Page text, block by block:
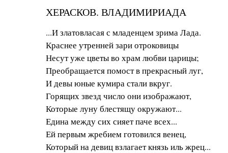
ХЕРАСКОВ. ВЛАДИМИРИАДА
...И златовласая с младенцем зрима Лада.
Краснее утренней зари отроковицы
Несут уже цветы во храм любви царицы;
Преобращается помост в прекрасный луг,
И девы юные кумира стали вкруг.
Горящих звезд число они изображают,
Которые луну блестящу окружают...
Едина между сих сияет паче всех...
Ей первым жребием готовился венец,
Который на девиц взлагает князь иль жрец...